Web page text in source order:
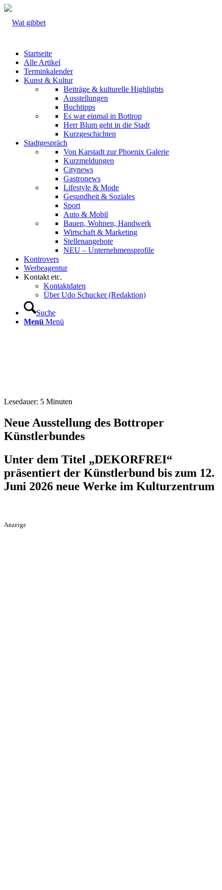
Startseite
Alle Artikel
Terminkalender
Kunst & Kultur
Beiträge & kulturelle Highlights
Ausstellungen
Buchtipps
Es war einmal in Bottrop
Herr Blum geht in die Stadt
Kurzgeschichten
Stadtgespräch
Von Karstadt zur Phoenix Galerie
Kurzmeldungen
Citynews
Gastronews
Lifestyle & Mode
Gesundheit & Soziales
Sport
Auto & Mobil
Bauen, Wohnen, Handwerk
Wirtschaft & Marketing
Stellenangebote
NEU – Unternehmens­profile
Kontrovers
Werbeagentur
Kontakt etc.
Kontaktdaten
Über Udo Schucker (Redaktion)
Suche
Menü Menü
Lesedauer: 5 Minuten
Neue Ausstellung des Bottroper
Künstlerbundes
Unter dem Titel „DEKORFREI“
präsentiert der Künstlerbund bis zum 12.
Juni 2026 neue Werke im Kulturzentrum
Anzeige